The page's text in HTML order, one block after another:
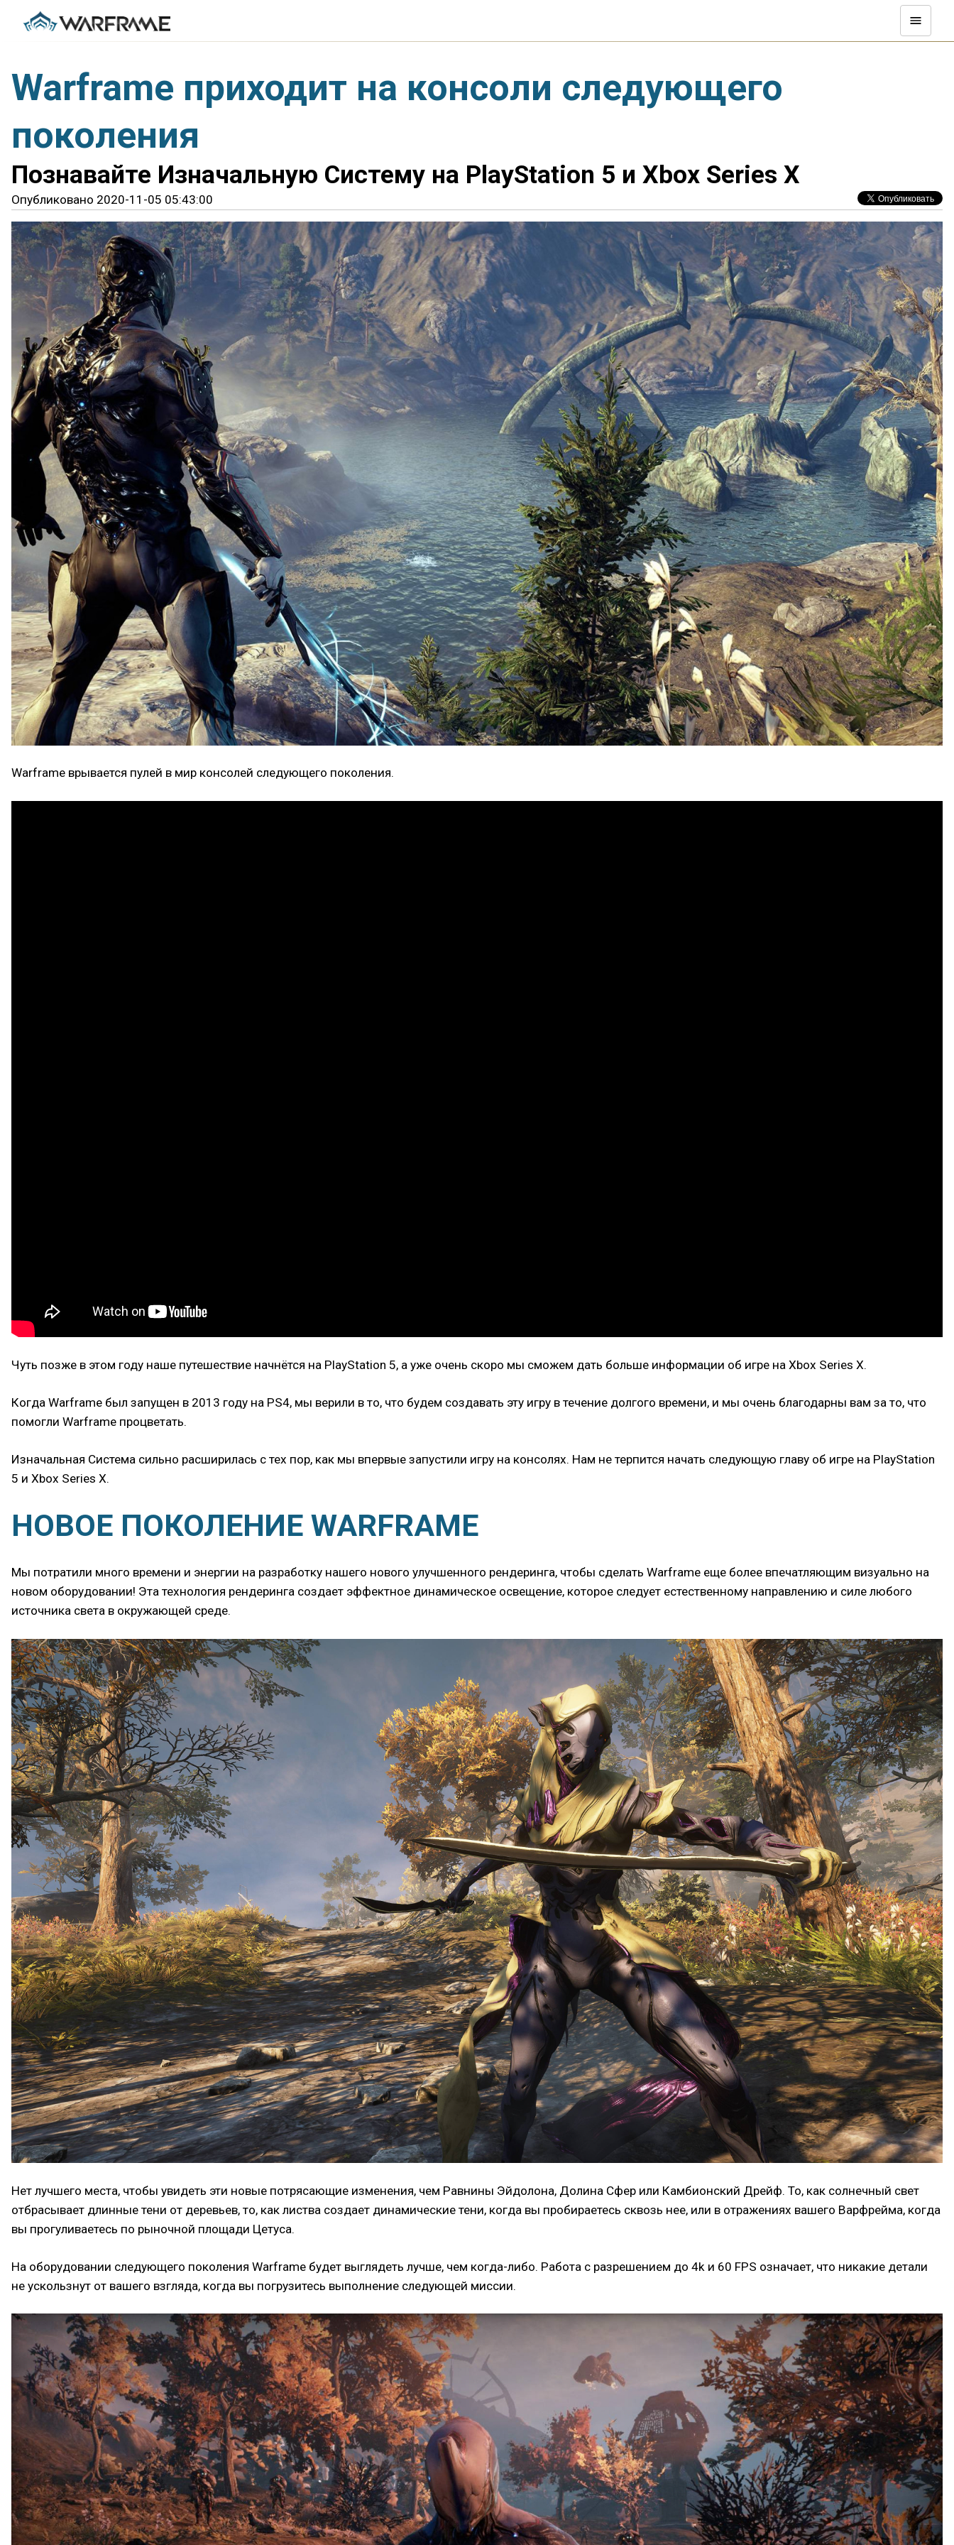
Warframe приходит на консоли следующего
поколения
Познавайте Изначальную Систему на PlayStation 5 и Xbox Series X
Опубликовано 2020-11-05 05:43:00
Warframe врывается пулей в мир консолей следующего поколения.
Чуть позже в этом году наше путешествие начнётся на PlayStation 5, а уже очень скоро мы сможем дать больше информации об игре на Xbox Series X.
Когда Warframe был запущен в 2013 году на PS4, мы верили в то, что будем создавать эту игру в течение долгого времени, и мы очень благодарны вам за то, что
помогли Warframe процветать.
Изначальная Система сильно расширилась с тех пор, как мы впервые запустили игру на консолях. Нам не терпится начать следующую главу об игре на PlayStation
5 и Xbox Series X.
НОВОЕ ПОКОЛЕНИЕ WARFRAME
Мы потратили много времени и энергии на разработку нашего нового улучшенного рендеринга, чтобы сделать Warframe еще более впечатляющим визуально на
новом оборудовании! Эта технология рендеринга создает эффектное динамическое освещение, которое следует естественному направлению и силе любого
источника света в окружающей среде.
Нет лучшего места, чтобы увидеть эти новые потрясающие изменения, чем Равнины Эйдолона, Долина Сфер или Камбионский Дрейф. То, как солнечный свет
отбрасывает длинные тени от деревьев, то, как листва создает динамические тени, когда вы пробираетесь сквозь нее, или в отражениях вашего Варфрейма, когда
вы прогуливаетесь по рыночной площади Цетуса.
На оборудовании следующего поколения Warframe будет выглядеть лучше, чем когда-либо. Работа с разрешением до 4k и 60 FPS означает, что никакие детали
не ускользнут от вашего взгляда, когда вы погрузитесь выполнение следующей миссии.